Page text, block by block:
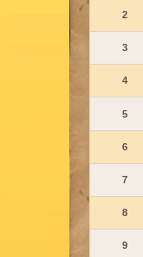
2
3
4
5
6
7
8
9